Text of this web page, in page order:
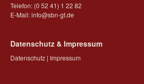
Telefon: (0 52 41) 1 22 82
E-Mail:info@sbn-gt.de
Datenschutz & Impressum
Datenschutz | Impressum